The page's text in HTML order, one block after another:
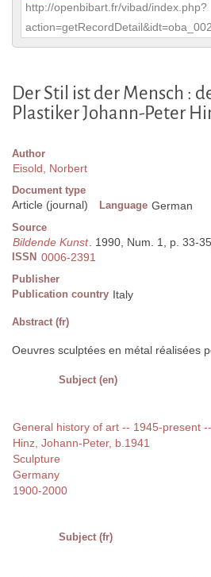
http://openbibart.fr/vibad/index.php?
Der Stil ist der Mensch :
Plastiker Johann-Peter
Author
Eisold, Norbert
Document type
Article (journal) Language German
Source
Bildende Kunst. 1990, Num. 1, p. 33-
ISSN 0006-2391
Publisher
Publication country Italy
Abstract (fr)
Oeuvres sculptées en métal réalisées
Subject (en)
General history of art -- 1945-present
Hinz, Johann-Peter, b.1941
Sculpture
Germany
1900-2000
Subject (fr)